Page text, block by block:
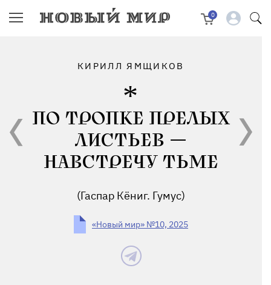
0
КИРИЛЛ ЯМЩИКОВ
ПО ТРОПКЕ ПРЕЛЫХ
ЛИСТЬЕВ —
НАВСТРЕЧУ ТЬМЕ
(Гаспар Кёниг. Гумус)
«Новый мир» №10, 2025